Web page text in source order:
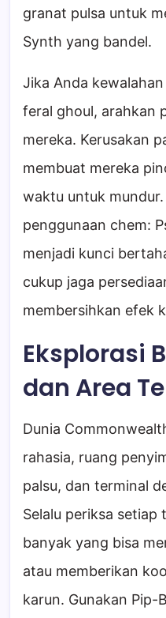
granat pulsa untuk
Synth yang bandel.
Jika Anda
feral ghoul, arahkan
mereka. Kerusakan
membuat mereka
waktu untuk
penggunaan chem:
menjadi kunci
cukup jaga
membersihkan efek
Eksplorasi
dan Area
Dunia
rahasia, ruang
palsu, dan terminal
Selalu periksa
banyak yang bisa
atau memberikan
karun. Gunakan Pip-